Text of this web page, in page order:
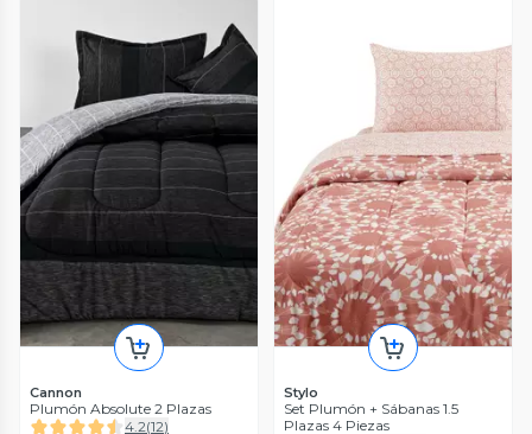
Cannon
Plumón Absolute 2 Plazas
4.2(12)
Stylo
Set Plumón + Sábanas 1.5
Plazas 4 Piezas